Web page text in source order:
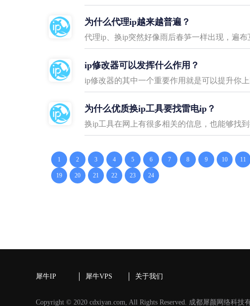
为什么代理ip越来越普遍？
代理ip、换ip突然好像雨后春笋一样出现，遍
ip修改器可以发挥什么作用？
ip修改器的其中一个重要作用就是可以提升你
为什么优质换ip工具要找雷电ip？
换ip工具在网上有很多相关的信息，也能够找
1 2 3 4 5 6 7 8 9 10 11
19 20 21 22 23 24
犀牛IP 犀牛VPS 关于我们
Copyright © 2020 cdxiyan.com, All Rights Reserved. 成都犀颜网络科技